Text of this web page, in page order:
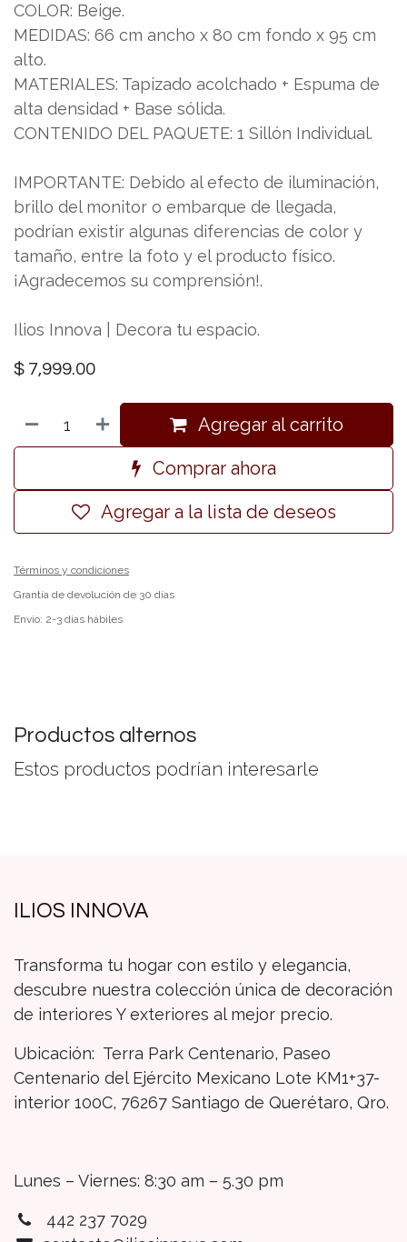
COLOR: Beige.
MEDIDAS: 66 cm ancho x 80 cm fondo x 95 cm
alto.
MATERIALES: Tapizado acolchado + Espuma de
alta densidad + Base sólida.
CONTENIDO DEL PAQUETE: 1 Sillón Individual.
IMPORTANTE: Debido al efecto de iluminación,
brillo del monitor o embarque de llegada,
podrían existir algunas diferencias de color y
tamaño, entre la foto y el producto físico.
¡Agradecemos su comprensión!.
Ilios Innova | Decora tu espacio.
$ 7,999.00
Agregar al carrito
Comprar ahora
Agregar a la lista de deseos
Términos y condiciones
Grantía de devolución de 30 días
Envío: 2-3 días hábiles
Productos alternos
Estos productos podrían interesarle
ILIOS INNOVA
Transforma tu hogar con estilo y elegancia,
descubre nuestra colección única de decoración
de interiores Y exteriores al mejor precio.
Ubicación: Terra Park Centenario, Paseo
Centenario del Ejército Mexicano Lote KM1+37-
interior 100C, 76267 Santiago de Querétaro, Qro.
Lunes – Viernes: 8:30 am – 5.30 pm
442 237 7029